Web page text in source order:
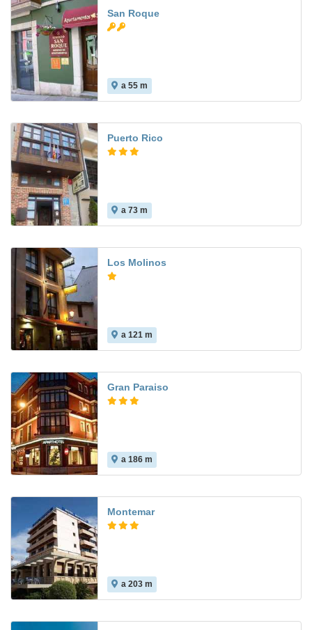
San Roque
a 55 m
Puerto Rico
a 73 m
Los Molinos
a 121 m
Gran Paraiso
a 186 m
Montemar
a 203 m